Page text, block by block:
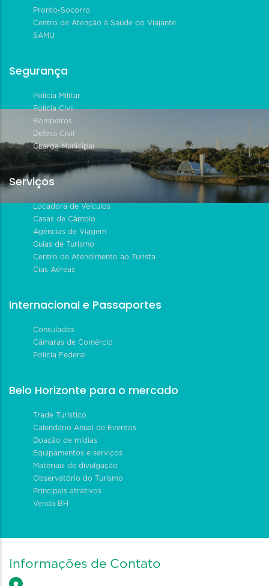
Pronto-Socorro
Centro de Atenção à Saúde do Viajante
SAMU
Segurança
Polícia Militar
Polícia Civil
Bombeiros
Defesa Civil
Guarda Municipal
Serviços
Locadora de Veículos
Casas de Câmbio
Agências de Viagem
Guias de Turismo
Centro de Atendimento ao Turista
Cias Aéreas
Internacional e Passaportes
Consulados
Câmaras de Comércio
Polícia Federal
Belo Horizonte para o mercado
Trade Turístico
Calendário Anual de Eventos
Doação de mídias
Equipamentos e serviços
Materiais de divulgação
Observatório do Turismo
Principais atrativos
Venda BH
Informações de Contato